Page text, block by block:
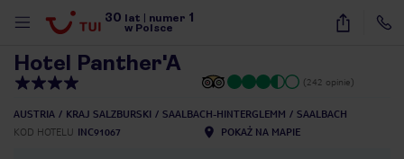
30 lat numer 1
w Polsce
30
Hotel Panther'A
(242 opinie)
AUSTRIA KRAJ SALZBURSKI SAALBACH-HINTERGLEMM
SAALBACH
KOD HOTELU INC91067 POKAŻ NA MAPIE